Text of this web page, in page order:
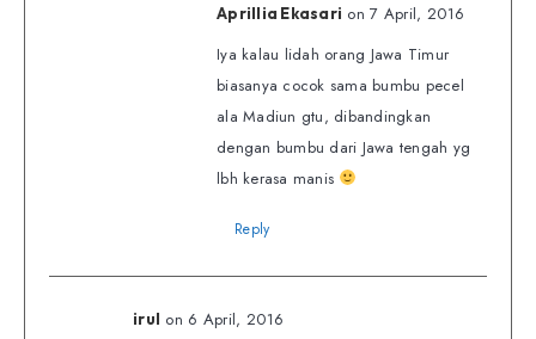
Aprillia Ekasari on 7 April, 2016
Iya kalau lidah orang Jawa Timur
biasanya cocok sama bumbu pecel
ala Madiun gtu, dibandingkan
dengan bumbu dari Jawa tengah yg
lbh kerasa manis
Reply
irul on 6 April, 2016